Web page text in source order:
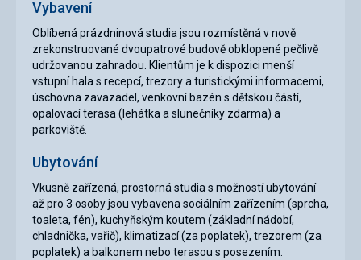
Vybavení
Oblíbená prázdninová studia jsou rozmístěná v nově
zrekonstruované dvoupatrové budově obklopené pečlivě
udržovanou zahradou. Klientům je k dispozici menší
vstupní hala s recepcí, trezory a turistickými informacemi,
úschovna zavazadel, venkovní bazén s dětskou částí,
opalovací terasa (lehátka a slunečníky zdarma) a
parkoviště.
Ubytování
Vkusně zařízená, prostorná studia s možností ubytování
až pro 3 osoby jsou vybavena sociálním zařízením (sprcha,
toaleta, fén), kuchyňským koutem (základní nádobí,
chladnička, vařič), klimatizací (za poplatek), trezorem (za
poplatek) a balkonem nebo terasou s posezením.